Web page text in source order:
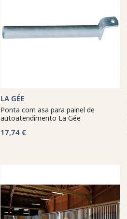
LA GÉE
Ponta com asa para painel de
autoatendimento La Gée
17,74 €